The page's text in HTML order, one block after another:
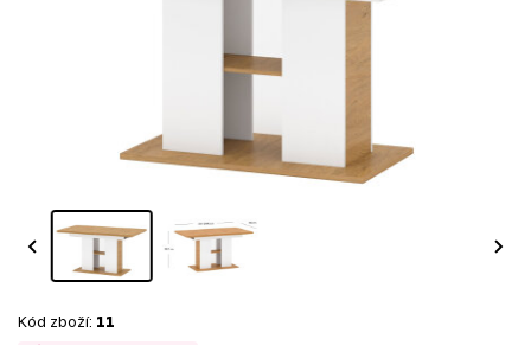
Kód zboží: 11